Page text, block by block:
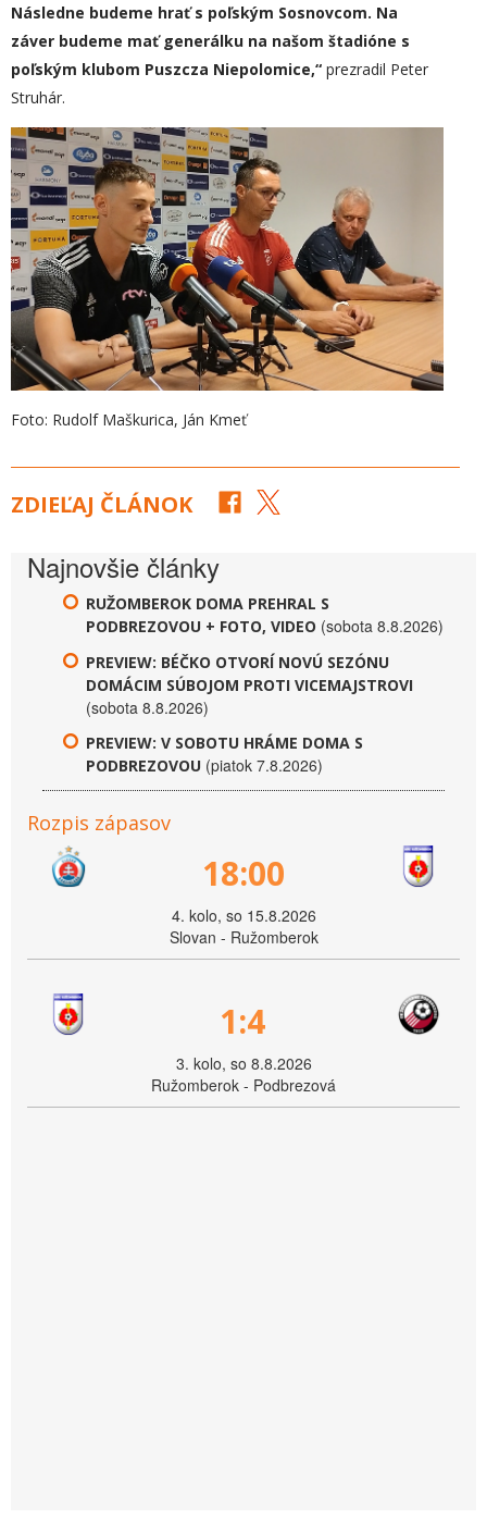
Následne budeme hrať s poľským Sosnovcom. Na
záver budeme mať generálku na našom štadióne s
poľským klubom Puszcza Niepolomice,“ prezradil Peter
Struhár.
Foto: Rudolf Maškurica, Ján Kmeť
ZDIEĽAJ ČLÁNOK
Najnovšie články
RUŽOMBEROK DOMA PREHRAL S
PODBREZOVOU + FOTO, VIDEO (sobota 8.8.2026)
PREVIEW: BÉČKO OTVORÍ NOVÚ SEZÓNU
DOMÁCIM SÚBOJOM PROTI VICEMAJSTROVI
(sobota 8.8.2026)
PREVIEW: V SOBOTU HRÁME DOMA S
PODBREZOVOU (piatok 7.8.2026)
Rozpis zápasov
18:00
4. kolo, so 15.8.2026
Slovan - Ružomberok
1:4
3. kolo, so 8.8.2026
Ružomberok - Podbrezová